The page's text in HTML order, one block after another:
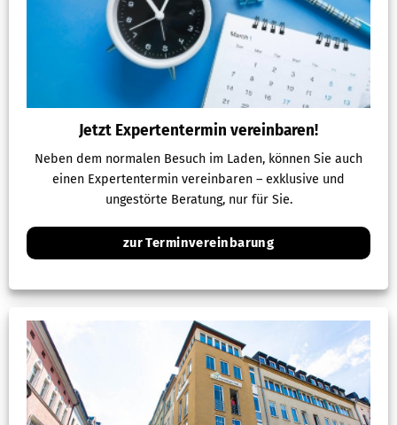
Jetzt Expertentermin vereinbaren!
Neben dem normalen Besuch im Laden, können Sie auch
einen Expertentermin vereinbaren – exklusive und
ungestörte Beratung, nur für Sie.
zur Terminvereinbarung